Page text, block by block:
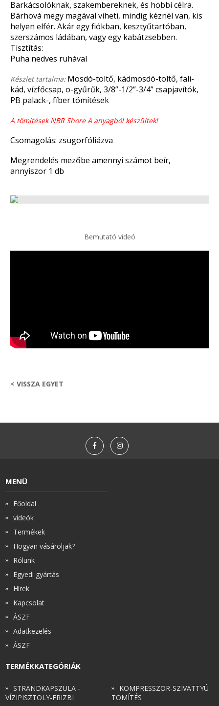
Barkácsolóknak, szakembereknek, és hobbi célra.
Bárhová megy magával viheti, mindig kéznél van, kis
helyen elfér. Akár egy fiókban, kesztyűtartóban,
szerszámos ládában, vagy egy kabátzsebben.
Tisztítás:
Puha nedves ruhával
Készlet tartalma: Mosdó-töltő, kádmosdó-töltő, fali-
kád, vízfőcsap, o-gyűrűk, 3/8”-1/2”-3/4” csapjavítók,
PB palack-, fíber tömítések
A tömítések NBR Shore A anyagból készültek!
Csomagolás: zsugorfóliázva
Megrendelés mezőbe amennyi számot beír,
annyiszor 1 db
Bemutató videó
< VISSZA EGYET
MENÜ
Főoldal
videók
Termékek
Hogyan vásároljak?
Rólunk
Egyedi gyártás
Hírek
Kapcsolat
ÁSZF
Adatkezelés
ÁSZF
TERMÉKKATEGÓRIÁK
STRANDKAPSZULA -
VÍZIPISZTOLY-FRIZBI
KOMPRESSZOR-SZIVATTYÚ
TÖMÍTÉS